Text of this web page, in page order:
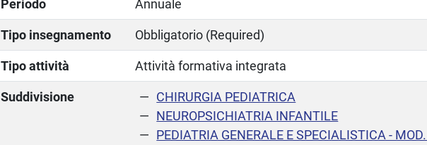
Periodo Annuale
Tipo insegnamento Obbligatorio (Required)
Tipo attività Attività formativa integrata
Suddivisione
CHIRURGIA PEDIATRICA
NEUROPSICHIATRIA INFANTILE
PEDIATRIA GENERALE E SPECIALISTICA -